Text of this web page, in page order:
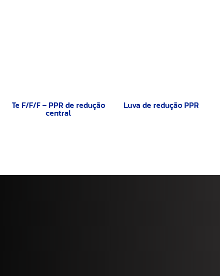
Te F/F/F – PPR de redução
central
Luva de redução PPR